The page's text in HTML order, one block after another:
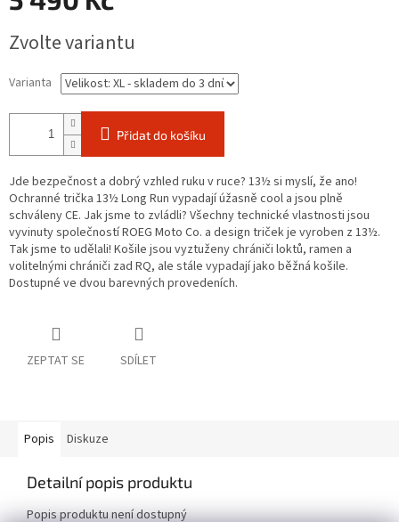
cena:
Zvolte variantu
Varianta
Přidat do košíku
Jde bezpečnost a dobrý vzhled ruku v ruce? 13½ si myslí, že ano!
Ochranné trička 13½ Long Run vypadají úžasně cool a jsou plně
schváleny CE. Jak jsme to zvládli? Všechny technické vlastnosti jsou
vyvinuty společností ROEG Moto Co. a design triček je vyroben z 13½.
Tak jsme to udělali! Košile jsou vyztuženy chrániči loktů, ramen a
volitelnými chrániči zad RQ, ale stále vypadají jako běžná košile.
Dostupné ve dvou barevných provedeních.
ZEPTAT SE SDÍLET
Popis Diskuze
Detailní popis produktu
Popis produktu není dostupný